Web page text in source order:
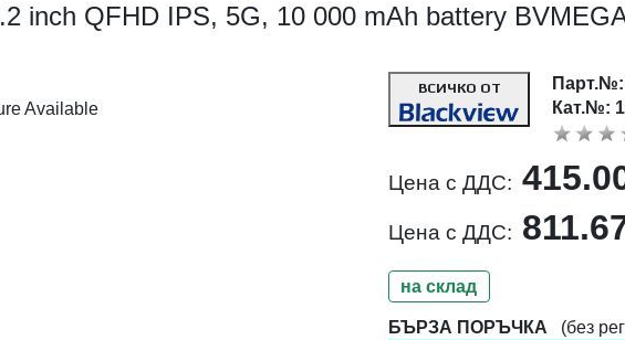
inch QFHD IPS, 5G, 10 000 mAh battery
ВСИЧКО ОТ
Кат.№:
Цена с ДДС:
Цена с ДДС:
на склад
БЪРЗА ПОРЪЧКА (без